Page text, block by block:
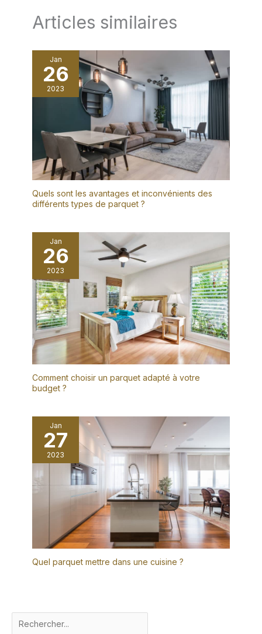
Articles similaires
Jan
26
2023
Quels sont les avantages et inconvénients des
différents types de parquet ?
Jan
26
2023
Comment choisir un parquet adapté à votre
budget ?
Jan
27
2023
Quel parquet mettre dans une cuisine ?